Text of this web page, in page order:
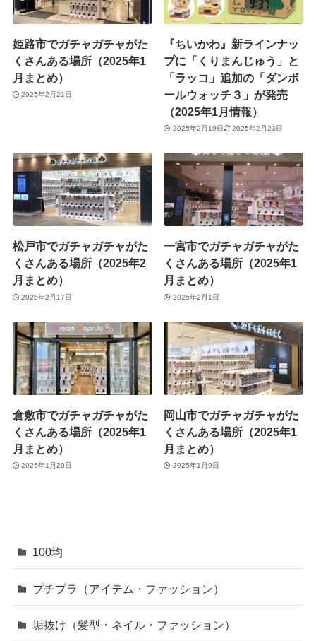
姫路市でガチャガチャがた
くさんある場所（2025年1
月まとめ）
2025年2月21日
『ちいかわ』新ラインナッ
プに「くりまんじゅう」と
「ラッコ」追加の「ダンボ
ールウォッチ３」が発売
（2025年1月情報）
2025年2月19日 2025年2月23日
松戸市でガチャガチャがた
くさんある場所（2025年2
月まとめ）
2025年2月17日
一宮市でガチャガチャがた
くさんある場所（2025年1
月まとめ）
2025年2月1日
倉敷市でガチャガチャがた
くさんある場所（2025年1
月まとめ）
2025年1月20日
岡山市でガチャガチャがた
くさんある場所（2025年1
月まとめ）
2025年1月9日
100均
プチプラ（アイテム・ファッション）
垢抜け（髪型・ネイル・ファッション）